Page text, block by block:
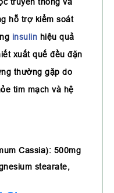
hỗ trợ kiểm soát
insulin hiệu quả
xuất quế đều đặn
thường gặp do
tim mạch và hệ
Cassia): 500mg
stearate,